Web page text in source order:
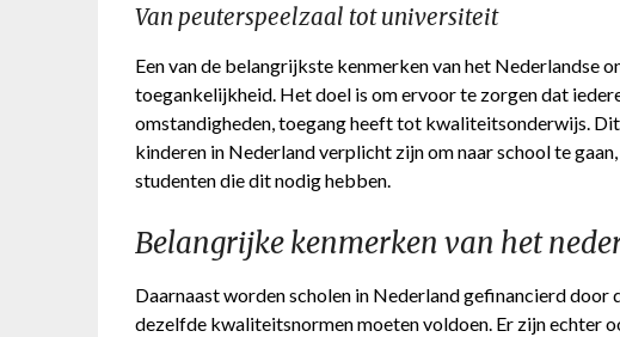
Van peuterspeelzaal tot universiteit
Een van de belangrijkste kenmerken van het Nederlandse
toegankelijkheid. Het doel is om ervoor te zorgen dat
omstandigheden, toegang heeft tot kwaliteitsonderwijs.
kinderen in Nederland verplicht zijn om naar school te
studenten die dit nodig hebben.
Belangrijke kenmerken van het
Daarnaast worden scholen in Nederland gefinancierd door
dezelfde kwaliteitsnormen moeten voldoen. Er zijn echter